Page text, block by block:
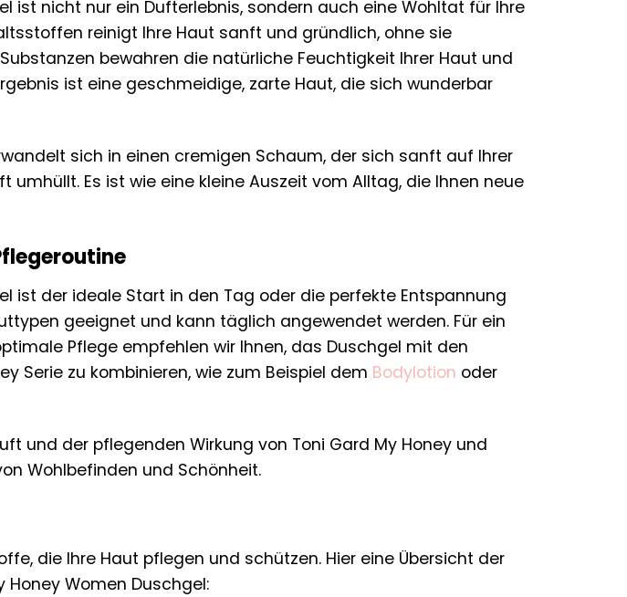
ist nicht nur ein Dufterlebnis, sondern auch eine Wohltat für Ihre
reinigt Ihre Haut sanft und gründlich, ohne sie
bewahren die natürliche Feuchtigkeit Ihrer Haut und
ist eine geschmeidige, zarte Haut, die sich wunderbar
sich in einen cremigen Schaum, der sich sanft auf Ihrer
Es ist wie eine kleine Auszeit vom Alltag, die Ihnen neue
ist der ideale Start in den Tag oder die perfekte Entspannung
geeignet und kann täglich angewendet werden. Für ein
Pflege empfehlen wir Ihnen, das Duschgel mit den
Serie zu kombinieren, wie zum Beispiel dem Bodylotion oder
und der pflegenden Wirkung von Toni Gard My Honey und
Wohlbefinden und Schönheit.
die Ihre Haut pflegen und schützen. Hier eine Übersicht der
Women Duschgel: